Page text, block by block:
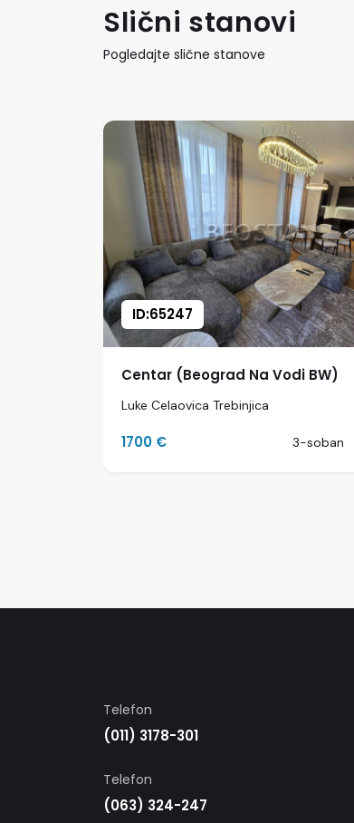
Slični stanovi
Pogledajte slične stanove
ID:65247
Centar (Beograd Na Vodi BW)
Luke Celaovica Trebinjica
1700 € 3-soban
Telefon
(011) 3178-301
Telefon
(063) 324-247